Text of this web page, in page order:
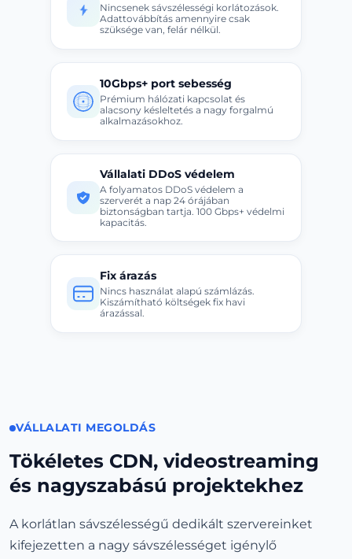
Nincsenek sávszélességi korlátozások.
Adattovábbítás amennyire csak
szüksége van, felár nélkül.
10Gbps+ port sebesség
Prémium hálózati kapcsolat és
alacsony késleltetés a nagy forgalmú
alkalmazásokhoz.
Vállalati DDoS védelem
A folyamatos DDoS védelem a
szerverét a nap 24 órájában
biztonságban tartja. 100 Gbps+ védelmi
kapacitás.
Fix árazás
Nincs használat alapú számlázás.
Kiszámítható költségek fix havi
árazással.
VÁLLALATI MEGOLDÁS
Tökéletes CDN, videostreaming
és nagyszabású projektekhez
A korlátlan sávszélességű dedikált szervereinket
kifejezetten a nagy sávszélességet igénylő